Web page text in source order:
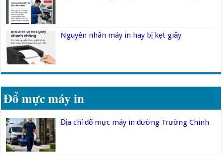
Nguyên nhân máy in hay bị kẹt giấy
Đổ mực máy in
Địa chỉ đổ mực máy in đường Trường Chinh